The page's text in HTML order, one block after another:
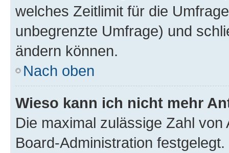
welches Zeitlimit für die
unbegrenzte Umfrage) und
ändern können.
Nach oben
Wieso kann ich nicht mehr
Die maximal zulässige Zahl
Board-Administration